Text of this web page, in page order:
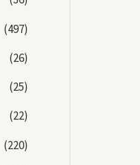
(497)
(26)
(25)
(22)
(220)